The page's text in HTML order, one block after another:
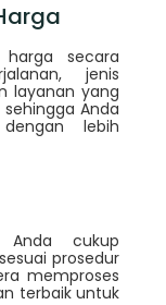
secara
jenis
layanan yang
Anda
lebih
Anda cukup
prosedur
memproses
terbaik untuk